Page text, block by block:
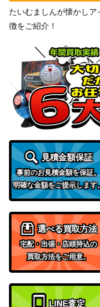
日本Jr.ユース代表
日向小次郎【CTB/
ブシ
大切な記憶 ヒンメ
ル【SFN/S108-00
1SSP】
ブシ
（葬
“生臭坊主”ハイタ
ー【SFN/S108-00
7SP】
ブシ
（葬
信念を守る ライダ
ー(FS/S77-018SP)
（
Feel]
アサルト・ニンジ
ャ ユーキ【GRI/S
112-044SP】
ブシロ
（グ
リガ
未来へ一緒に 桃鈴
ねね(HOL/W91-08
4SSP)
ブシロ
（ホ
ン）
レインボーコッペ
パン 中須 かすみ
P】
ブシロ
（ラ
ドル
たいむましんが懐かし
徴をご紹介！
見積金額保証
事前のお見積金額を保証。
明確な金額をご提示します
選べる買取方法
宅配・出張・店頭持込の
買取方法をご用意。
LINE査定